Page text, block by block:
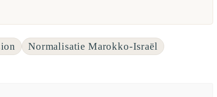
Normalisatie Marokko-Israël